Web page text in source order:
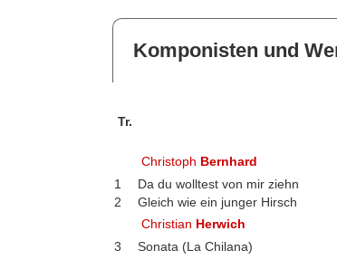
Komponisten und
Tr.
Christoph Bernhard
1
Da du wolltest von mir ziehn
2
Gleich wie ein junger Hirsch
Christian Herwich
3
Sonata (La Chilana)